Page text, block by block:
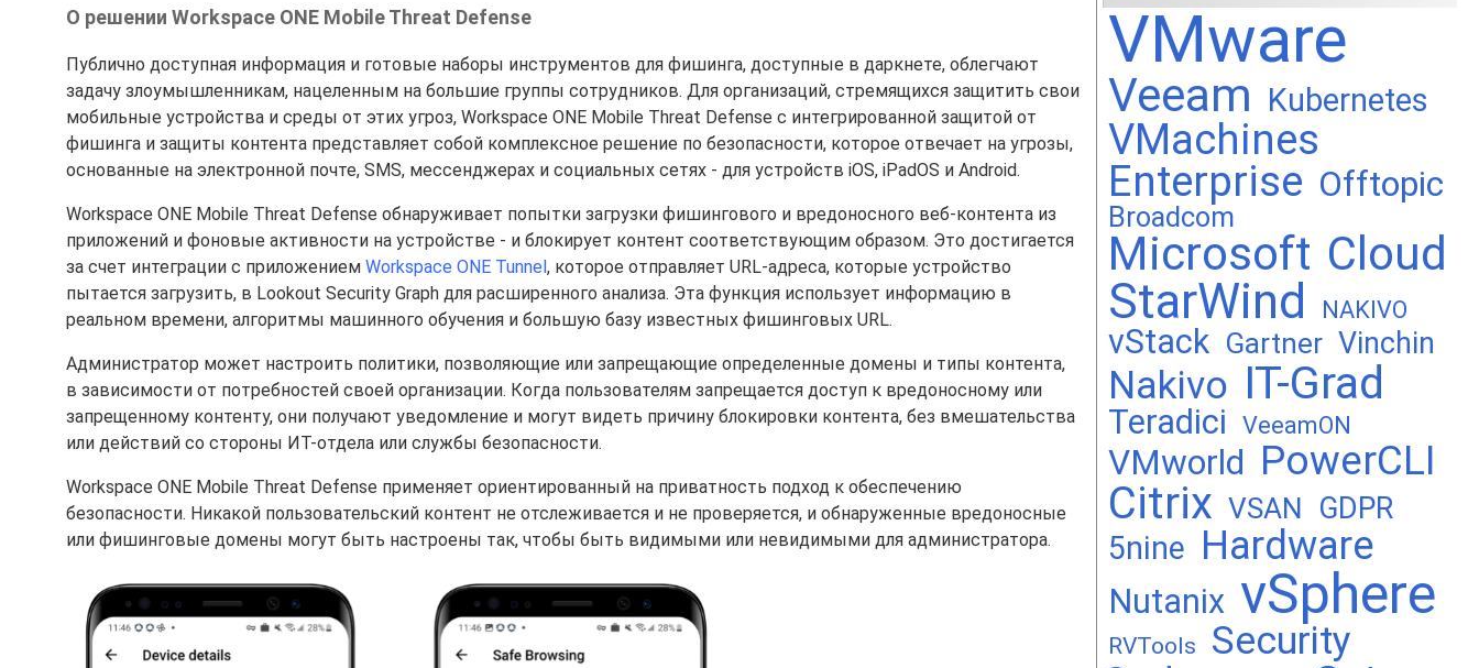
О решении Workspace ONE Mobile Threat Defense
Публично доступная информация и готовые наборы инструментов для фишинга, доступные в даркнете, облегчают
задачу злоумышленникам, нацеленным на большие группы сотрудников. Для организаций, стремящихся защитить свои
мобильные устройства и среды от этих угроз, Workspace ONE Mobile Threat Defense с интегрированной защитой от
фишинга и защиты контента представляет собой комплексное решение по безопасности, которое отвечает на угрозы,
основанные на электронной почте, SMS, мессенджерах и социальных сетях - для устройств iOS, iPadOS и Android.
Workspace ONE Mobile Threat Defense обнаруживает попытки загрузки фишингового и вредоносного веб-контента из
приложений и фоновые активности на устройстве - и блокирует контент соответствующим образом. Это достигается
за счет интеграции с приложением Workspace ONE Tunnel, которое отправляет URL-адреса, которые устройство
пытается загрузить, в Lookout Security Graph для расширенного анализа. Эта функция использует информацию в
реальном времени, алгоритмы машинного обучения и большую базу известных фишинговых URL.
Администратор может настроить политики, позволяющие или запрещающие определенные домены и типы контента,
в зависимости от потребностей своей организации. Когда пользователям запрещается доступ к вредоносному или
запрещенному контенту, они получают уведомление и могут видеть причину блокировки контента, без вмешательства
или действий со стороны ИТ-отдела или службы безопасности.
Workspace ONE Mobile Threat Defense применяет ориентированный на приватность подход к обеспечению
безопасности. Никакой пользовательский контент не отслеживается и не проверяется, и обнаруженные вредоносные
или фишинговые домены могут быть настроены так, чтобы быть видимыми или невидимыми для администратора.
VMware
Veeam Kubernetes
VMachines
Enterprise Offtopic
Broadcom
Microsoft Cloud
StarWind NAKIVO
vStack Gartner Vinchin
Nakivo IT-Grad
Teradici VeeamON
VMworld PowerCLI
Citrix VSAN GDPR
5nine Hardware
Nutanix vSphere
RVTools
Security